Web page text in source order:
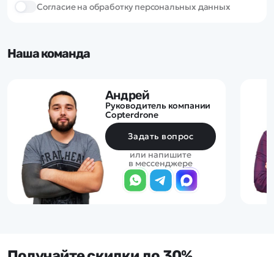
Cогласие на обработку персональных данных
Наша команда
Андрей
Руководитель компании
Copterdrone
Задать вопрос
или напишите
в мессенджере